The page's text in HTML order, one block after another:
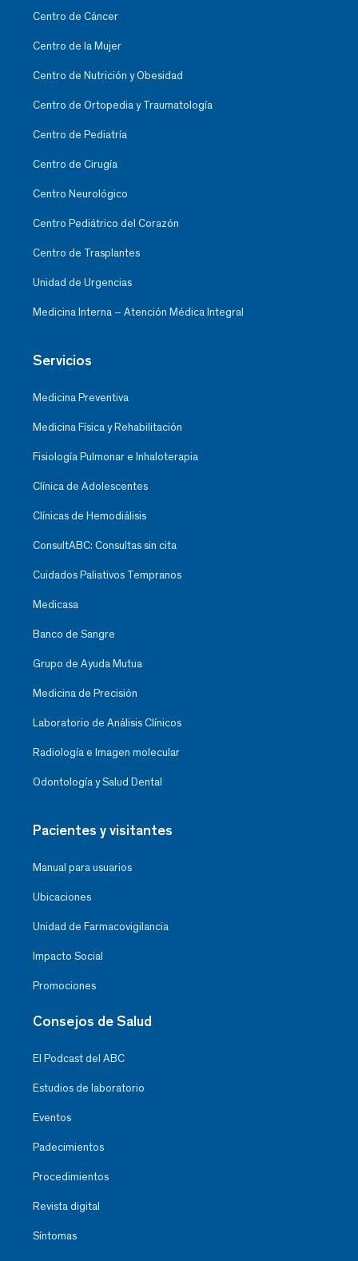
Centro de Cáncer
Centro de la Mujer
Centro de Nutrición y Obesidad
Centro de Ortopedia y Traumatología
Centro de Pediatría
Centro de Cirugía
Centro Neurológico
Centro Pediátrico del Corazón
Centro de Trasplantes
Unidad de Urgencias
Medicina Interna – Atención Médica Integral
Servicios
Medicina Preventiva
Medicina Física y Rehabilitación
Fisiología Pulmonar e Inhaloterapia
Clínica de Adolescentes
Clínicas de Hemodiálisis
ConsultABC: Consultas sin cita
Cuidados Paliativos Tempranos
Medicasa
Banco de Sangre
Grupo de Ayuda Mutua
Medicina de Precisión
Laboratorio de Análisis Clínicos
Radiología e Imagen molecular
Odontología y Salud Dental
Pacientes y visitantes
Manual para usuarios
Ubicaciones
Unidad de Farmacovigilancia
Impacto Social
Promociones
Consejos de Salud
El Podcast del ABC
Estudios de laboratorio
Eventos
Padecimientos
Procedimientos
Revista digital
Síntomas